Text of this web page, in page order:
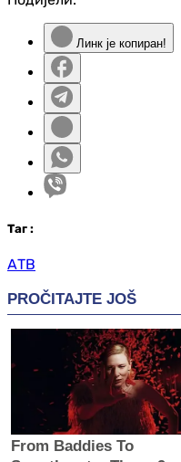
Линк је копиран!
Таг :
АТВ